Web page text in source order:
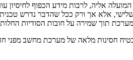
אליה, לרבות מידע הכפוף לחיסיון
אלא אך ורק ככל שהדבר נדרש
תוך שמירה על חובות הסודיות החלות
חסינות מלאה של מערכת מחשב מפני